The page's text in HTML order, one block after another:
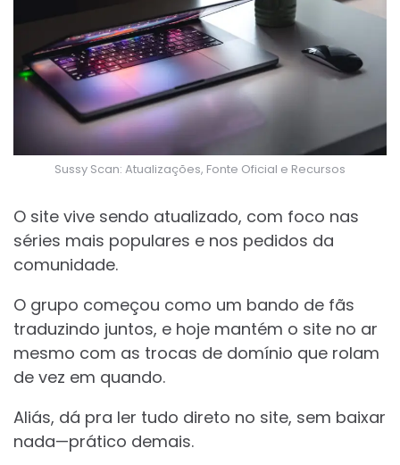
Sussy Scan: Atualizações, Fonte Oficial e Recursos
O site vive sendo atualizado, com foco nas
séries mais populares e nos pedidos da
comunidade.
O grupo começou como um bando de fãs
traduzindo juntos, e hoje mantém o site no ar
mesmo com as trocas de domínio que rolam
de vez em quando.
Aliás, dá pra ler tudo direto no site, sem baixar
nada—prático demais.